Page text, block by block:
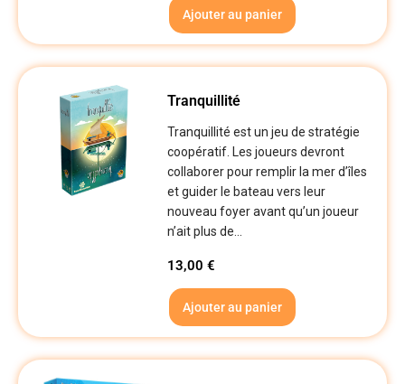
Ajouter au panier
Tranquillité
Tranquillité est un jeu de stratégie
coopératif. Les joueurs devront
collaborer pour remplir la mer d’îles
et guider le bateau vers leur
nouveau foyer avant qu’un joueur
n’ait plus de...
13,00€
Ajouter au panier